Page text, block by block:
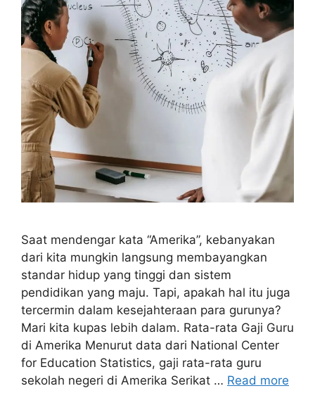
Saat mendengar kata “Amerika”, kebanyakan
dari kita mungkin langsung membayangkan
standar hidup yang tinggi dan sistem
pendidikan yang maju. Tapi, apakah hal itu juga
tercermin dalam kesejahteraan para gurunya?
Mari kita kupas lebih dalam. Rata-rata Gaji Guru
di Amerika Menurut data dari National Center
for Education Statistics, gaji rata-rata guru
sekolah negeri di Amerika Serikat … Read more